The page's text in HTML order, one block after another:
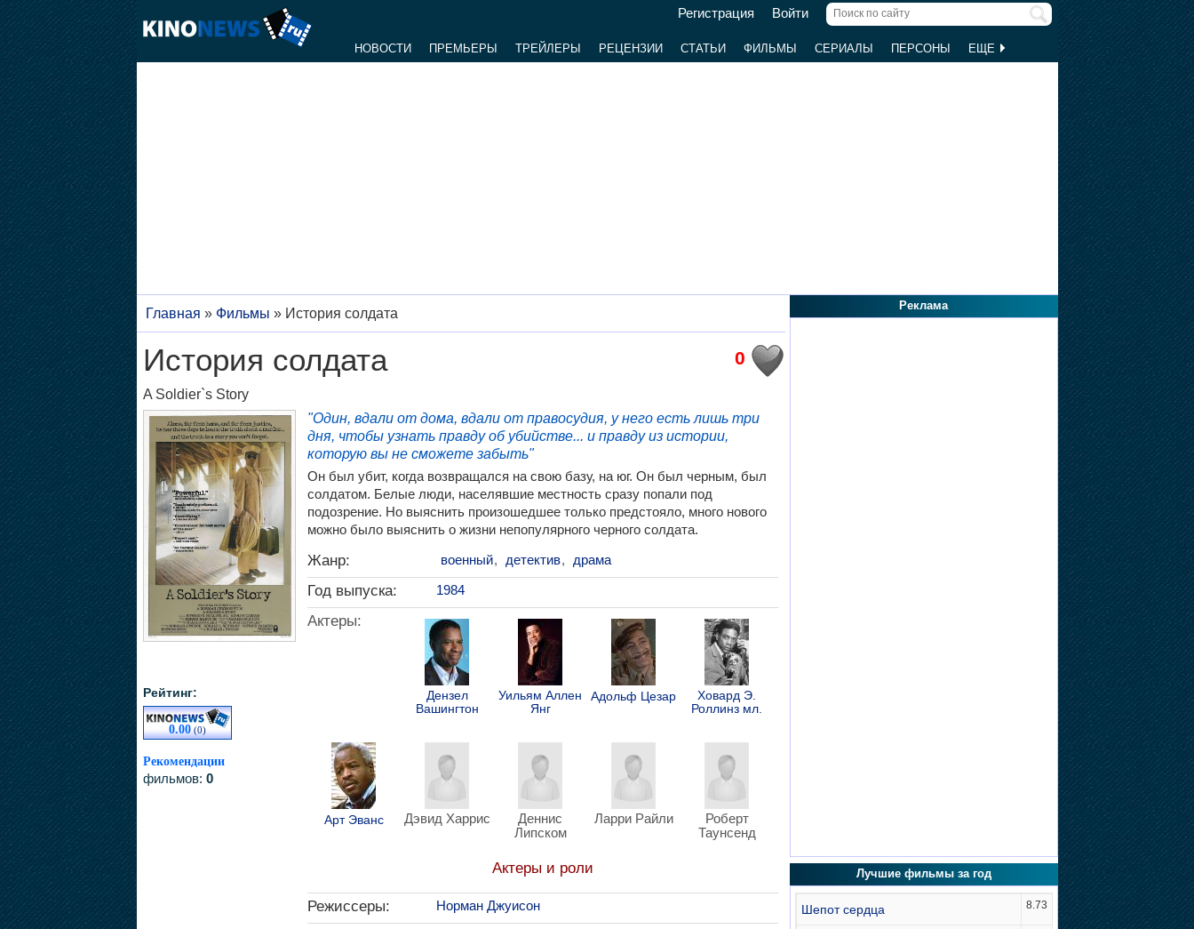
Регистрация Войти
НОВОСТИ ПРЕМЬЕРЫ ТРЕЙЛЕРЫ РЕЦЕНЗИИ СТАТЬИ ФИЛЬМЫ СЕРИАЛЫ ПЕРСОНЫ ЕЩЕ
Главная » Фильмы » История солдата
0
История солдата
A Soldier`s Story
Рейтинг:
0.00(0)
Рекомендации
фильмов: 0
"Один, вдали от дома, вдали от правосудия, у него есть лишь три
дня, чтобы узнать правду об убийстве... и правду из истории,
которую вы не сможете забыть"
Он был убит, когда возвращался на свою базу, на юг. Он был черным, был
солдатом. Белые люди, населявшие местность сразу попали под
подозрение. Но выяснить произошедшее только предстояло, много нового
можно было выяснить о жизни непопулярного черного солдата.
Жанр: военный, детектив, драма
Год выпуска: 1984
Актеры:
Дензел
Вашингтон
Уильям Аллен
Янг
Адольф Цезар
Ховард Э.
Роллинз мл.
Арт Эванс Дэвид Харрис
Деннис
Липском
Ларри Райли
Роберт
Таунсенд
Актеры и роли
Режиссеры: Норман Джуисон
Реклама
Лучшие фильмы за год
Шепот сердца 8.73